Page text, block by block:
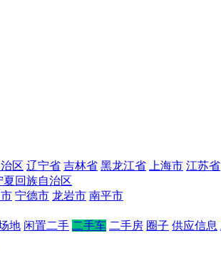
区 辽宁省 吉林省 黑龙江省 上海市 江苏省
夏回族自治区
宁德市 龙岩市 南平市
地 闲置二手 二手车 二手房 圈子 供应信息